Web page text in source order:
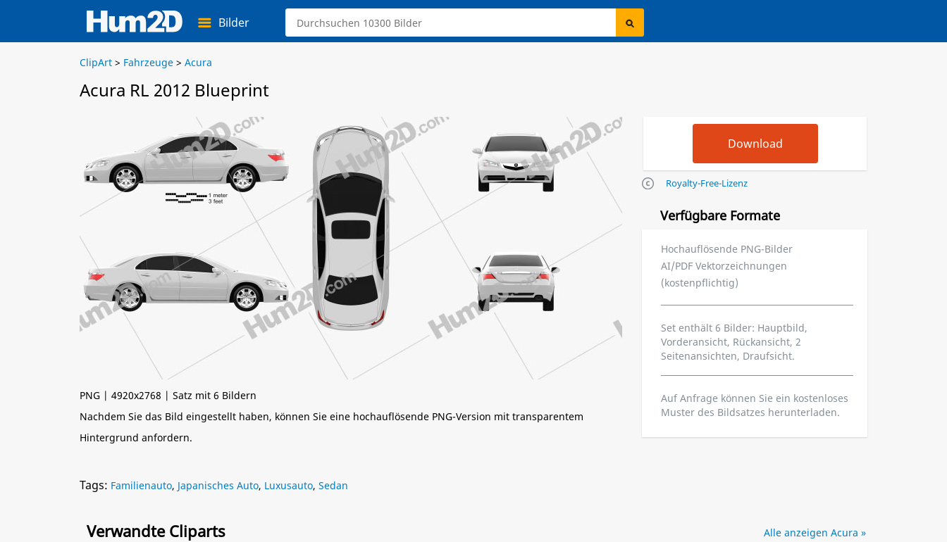
Bilder
ClipArt > Fahrzeuge > Acura
Acura RL 2012 Blueprint
PNG | 4920x2768 | Satz mit 6 Bildern
Nachdem Sie das Bild eingestellt haben, können Sie eine hochauflösende PNG-Version mit transparentem
Hintergrund anfordern.
Royalty-Free-Lizenz
Verfügbare Formate
Hochauflösende PNG-Bilder
AI/PDF Vektorzeichnungen
(kostenpflichtig)
Set enthält 6 Bilder: Hauptbild,
Vorderansicht, Rückansicht, 2
Seitenansichten, Draufsicht.
Auf Anfrage können Sie ein kostenloses
Muster des Bildsatzes herunterladen.
Tags: Familienauto, Japanisches Auto, Luxusauto, Sedan
Verwandte Cliparts Alle anzeigen Acura »